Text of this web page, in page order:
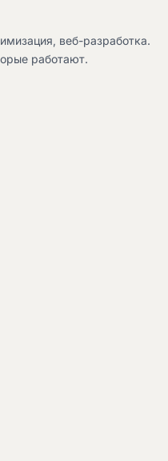
веб-разработка.
работают.